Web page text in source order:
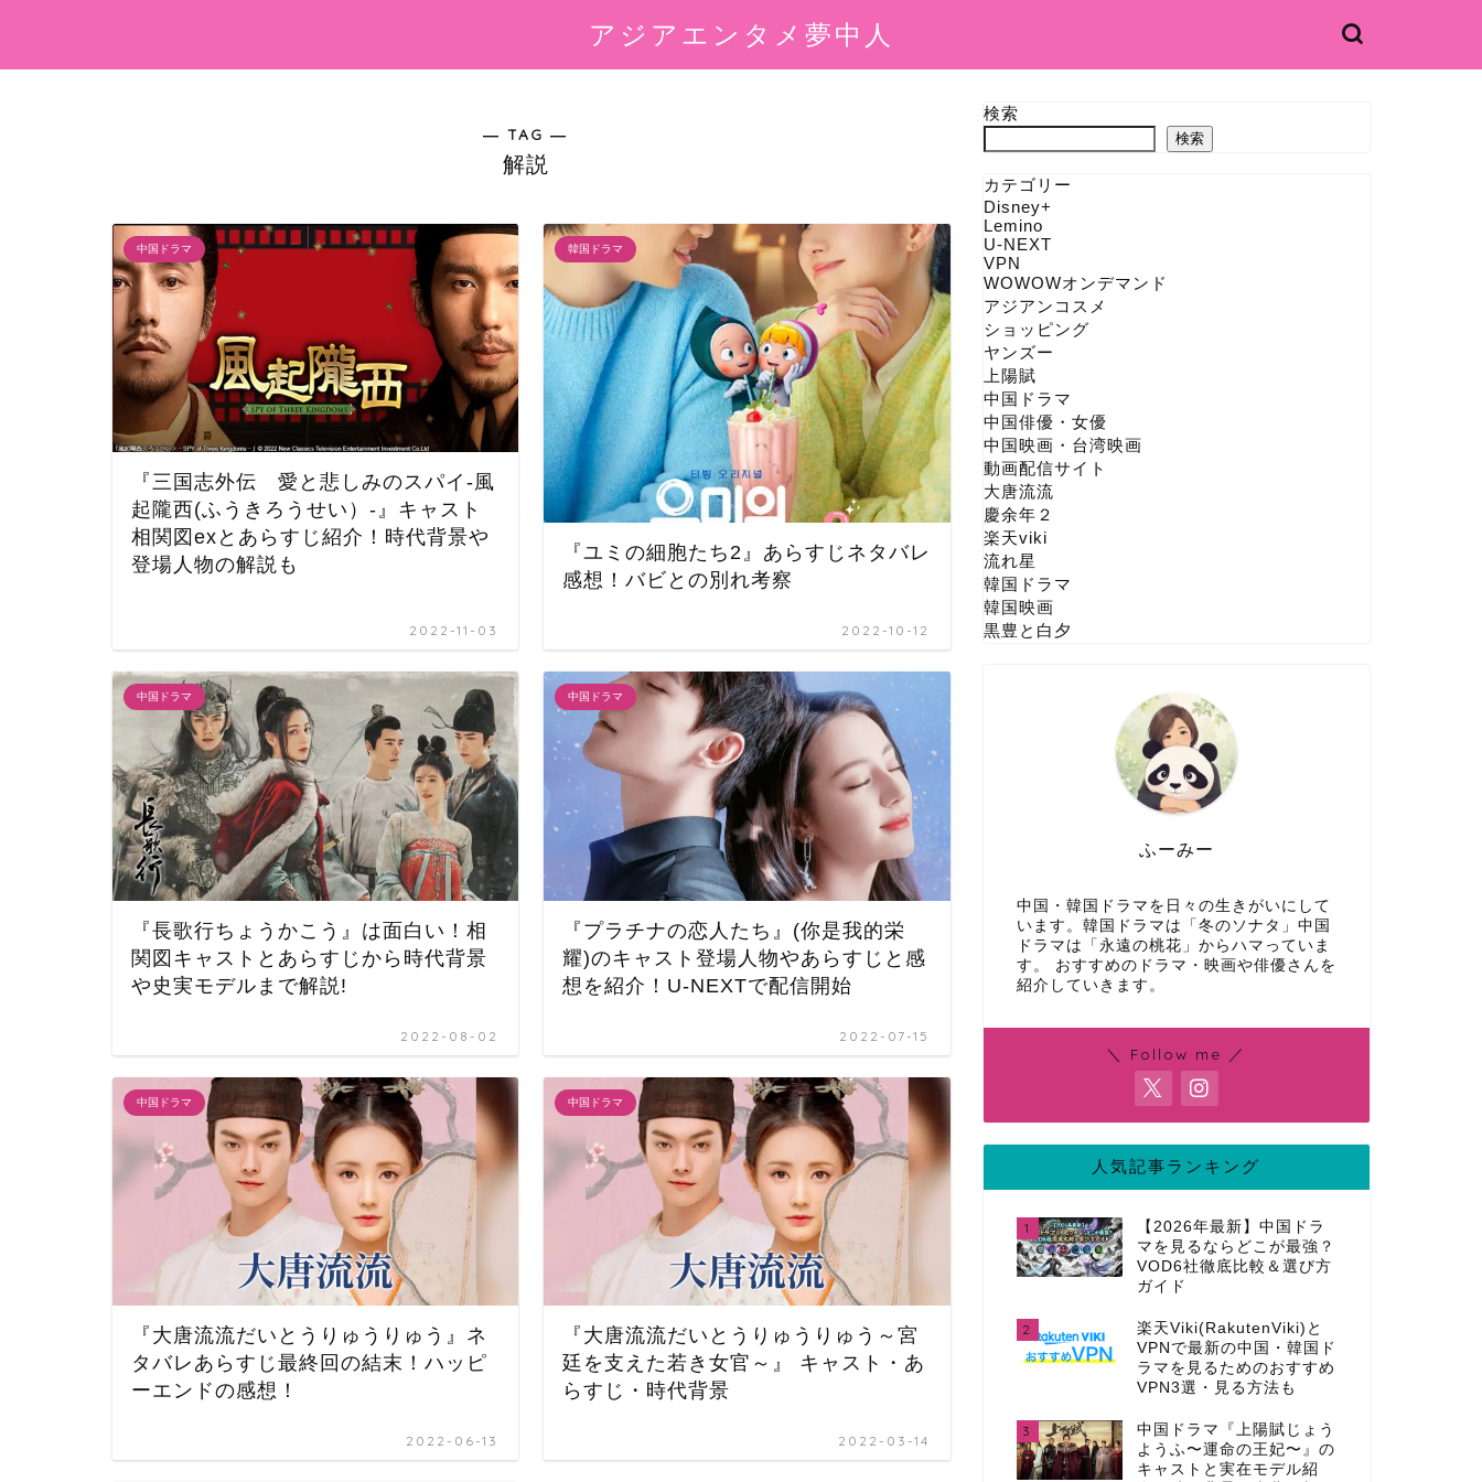
アジアエンタメ夢中人
― TAG ―
解説
中国ドラマ
『三国志外伝 愛と悲しみのスパイ‐風
起隴西(ふうきろうせい）‐』キャスト
相関図exとあらすじ紹介！時代背景や
登場人物の解説も
2022-11-03
韓国ドラマ
『ユミの細胞たち2』あらすじネタバレ
感想！バビとの別れ考察
2022-10-12
中国ドラマ
『長歌行ちょうかこう』は面白い！相
関図キャストとあらすじから時代背景
や史実モデルまで解説!
2022-08-02
中国ドラマ
『プラチナの恋人たち』(你是我的栄
耀)のキャスト登場人物やあらすじと感
想を紹介！U-NEXTで配信開始
2022-07-15
中国ドラマ
『大唐流流だいとうりゅうりゅう』ネ
タバレあらすじ最終回の結末！ハッピ
ーエンドの感想！
2022-06-13
中国ドラマ
『大唐流流だいとうりゅうりゅう～宮
廷を支えた若き女官～』 キャスト・あ
らすじ・時代背景
2022-03-14
検索
検索
カテゴリー
Disney+
Lemino
U-NEXT
VPN
WOWOWオンデマンド
アジアンコスメ
ショッピング
ヤンズー
上陽賦
中国ドラマ
中国俳優・女優
中国映画・台湾映画
動画配信サイト
大唐流流
慶余年２
楽天viki
流れ星
韓国ドラマ
韓国映画
黒豊と白夕
ふーみー
中国・韓国ドラマを日々の生きがいにして
います。韓国ドラマは「冬のソナタ」中国
ドラマは「永遠の桃花」からハマっていま
す。 おすすめのドラマ・映画や俳優さんを
紹介していきます。
＼ Follow me ／
人気記事ランキング
1
【2026年最新】中国ドラ
マを見るならどこが最強？
VOD6社徹底比較＆選び方
ガイド
2
楽天Viki(RakutenViki)と
VPNで最新の中国・韓国ド
ラマを見るためのおすすめ
VPN3選・見る方法も
3
中国ドラマ『上陽賦じょう
ようふ〜運命の王妃〜』の
キャストと実在モデル紹